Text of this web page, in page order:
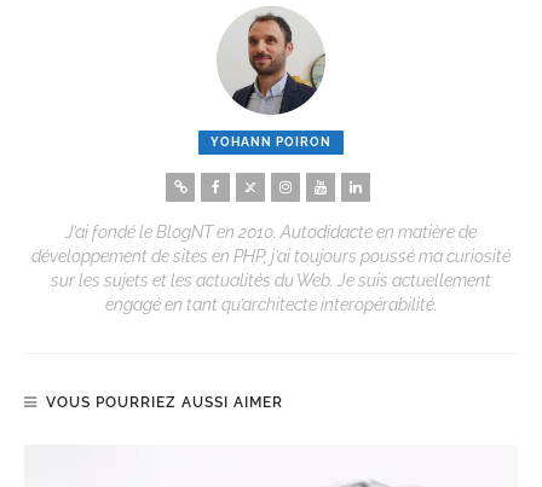
YOHANN POIRON
J’ai fondé le BlogNT en 2010. Autodidacte en matière de
développement de sites en PHP, j’ai toujours poussé ma curiosité
sur les sujets et les actualités du Web. Je suis actuellement
engagé en tant qu’architecte interopérabilité.
VOUS POURRIEZ AUSSI AIMER